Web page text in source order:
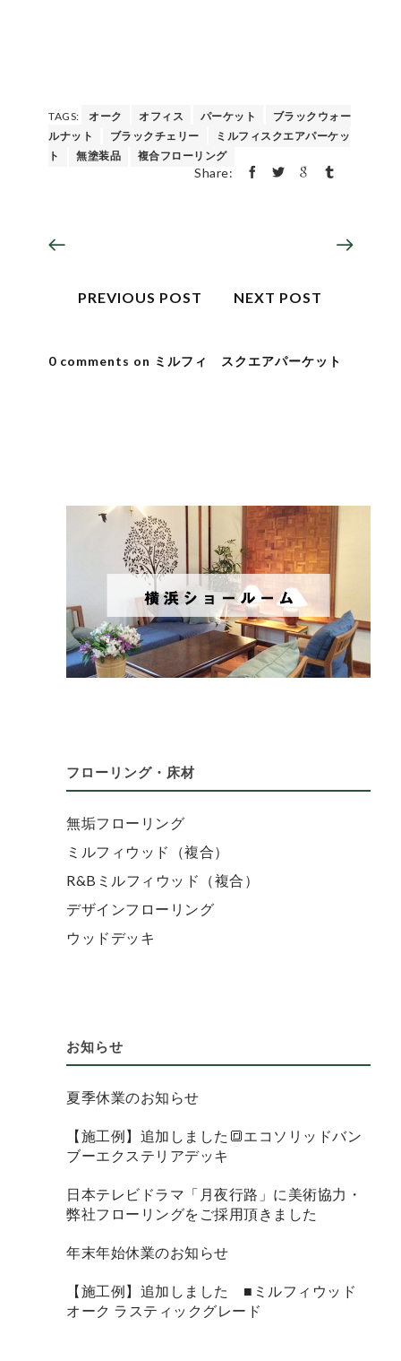
TAGS: オーク オフィス パーケット
ブラックウォー
ルナット
ブラックチェリー
ミルフィスクエアパーケッ
ト
無塗装品 複合フローリング
Share:
PREVIOUS POST NEXT POST
0 comments on ミルフィ スクエアパーケット
フローリング・床材
無垢フローリング
ミルフィウッド（複合）
R&Bミルフィウッド（複合）
デザインフローリング
ウッドデッキ
お知らせ
夏季休業のお知らせ
【施工例】追加しました🔳エコソリッドバン
ブーエクステリアデッキ
日本テレビドラマ「月夜行路」に美術協力・
弊社フローリングをご採用頂きました
年末年始休業のお知らせ
【施工例】追加しました ■ミルフィウッド
オーク ラスティックグレード